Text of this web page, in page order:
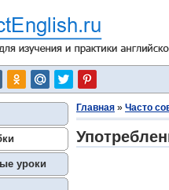
Главная » Часто
уроки